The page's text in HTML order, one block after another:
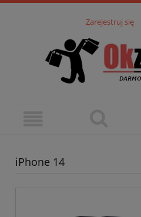
Zarejestruj się
iPhone 14